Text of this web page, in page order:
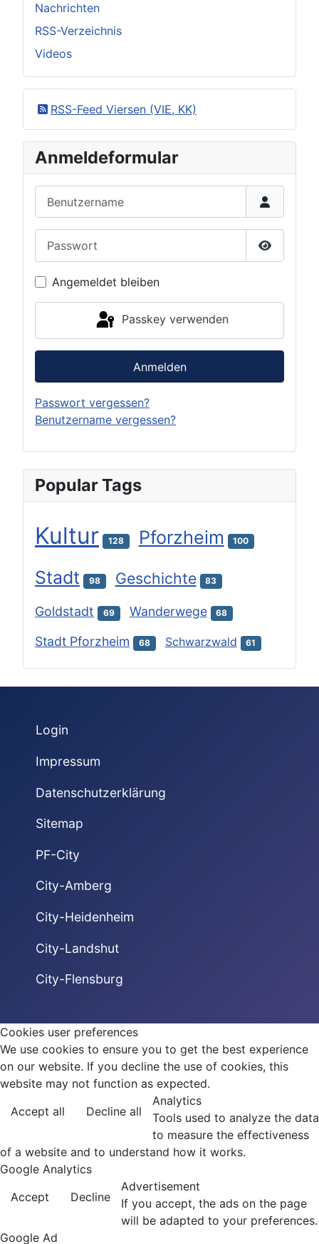
Nachrichten
RSS-Verzeichnis
Videos
RSS-Feed Viersen (VIE, KK)
Anmeldeformular
Passwort
Angemeldet bleiben
Passkey verwenden
Anmelden
Passwort vergessen?
Benutzername vergessen?
Popular Tags
Kultur 128 Pforzheim 100
Stadt 98 Geschichte 83
Goldstadt 69 Wanderwege 68
Stadt Pforzheim 68 Schwarzwald 61
Login
Impressum
Datenschutzerklärung
Sitemap
PF-City
City-Amberg
City-Heidenheim
City-Landshut
City-Flensburg
Cookies user preferences
We use cookies to ensure you to get the best experience
on our website. If you decline the use of cookies, this
website may not function as expected.
Accept all
Decline all
Analytics
Tools used to analyze the data
to measure the effectiveness
of a website and to understand how it works.
Google Analytics
Accept
Decline
Advertisement
If you accept, the ads on the page
will be adapted to your preferences.
Google Ad